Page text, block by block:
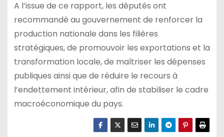
A l’issue de ce rapport, les députés ont
recommandé au gouvernement de renforcer la
production nationale dans les filières
stratégiques, de promouvoir les exportations et la
transformation locale, de maîtriser les dépenses
publiques ainsi que de réduire le recours à
l’endettement intérieur, afin de stabiliser le cadre
macroéconomique du pays.